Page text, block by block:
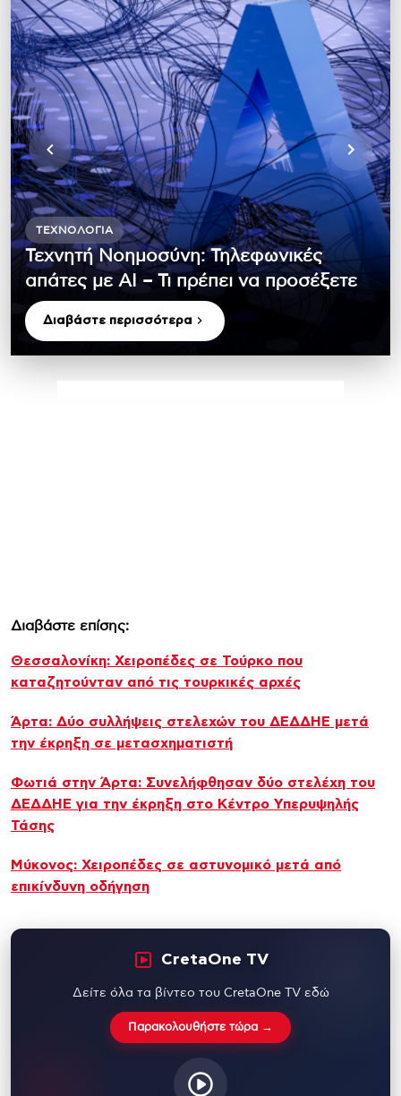
ΤΕΧΝΟΛΟΓΊΑ
Τεχνητή Νοημοσύνη: Τηλεφωνικές
απάτες με ΑΙ – Τι πρέπει να προσέξετε
Διαβάστε περισσότερα
Διαβάστε επίσης:
Θεσσαλονίκη: Χειροπέδες σε Τούρκο που
καταζητούνταν από τις τουρκικές αρχές
Άρτα: Δύο συλλήψεις στελεχών του ΔΕΔΔΗΕ μετά
την έκρηξη σε μετασχηματιστή
Φωτιά στην Άρτα: Συνελήφθησαν δύο στελέχη του
ΔΕΔΔΗΕ για την έκρηξη στο Κέντρο Υπερυψηλής
Τάσης
Μύκονος: Χειροπέδες σε αστυνομικό μετά από
επικίνδυνη οδήγηση
CretaOne TV
Δείτε όλα τα βίντεο του CretaOne TV εδώ
Παρακολουθήστε τώρα →